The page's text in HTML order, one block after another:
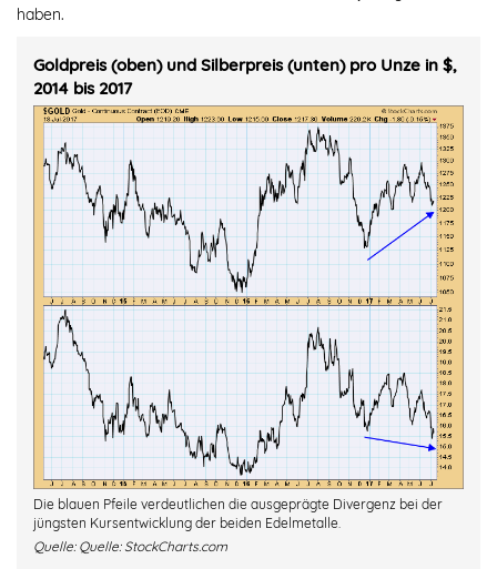
haben.
Goldpreis (oben) und Silberpreis (unten) pro Unze in $,
2014 bis 2017
Die blauen Pfeile verdeutlichen die ausgeprägte Divergenz bei der
jüngsten Kursentwicklung der beiden Edelmetalle.
Quelle: Quelle: StockCharts.com